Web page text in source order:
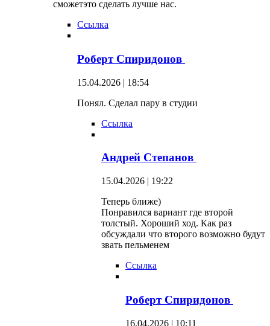
сможетэто сделать лучше нас.
Ссылка
Роберт Спиридонов
15.04.2026 | 18:54
Понял. Сделал пару в студии
Ссылка
Андрей Степанов
15.04.2026 | 19:22
Теперь ближе)
Понравился вариант где второй
толстый. Хороший ход. Как раз
обсуждали что второго возможно будут
звать пельменем
Ссылка
Роберт Спиридонов
16.04.2026 | 10:11